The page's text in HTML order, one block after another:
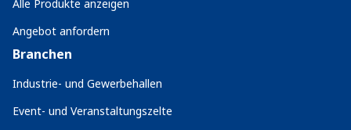
Alle Produkte anzeigen
Angebot anfordern
Branchen
Industrie- und Gewerbehallen
Event- und Veranstaltungszelte